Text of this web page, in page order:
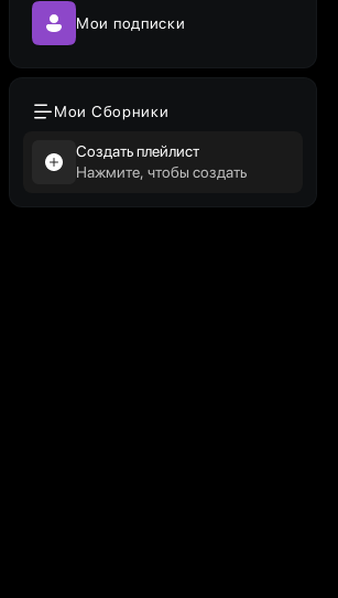
Мои подписки
Мои Сборники
Создать плейлист
Нажмите, чтобы создать